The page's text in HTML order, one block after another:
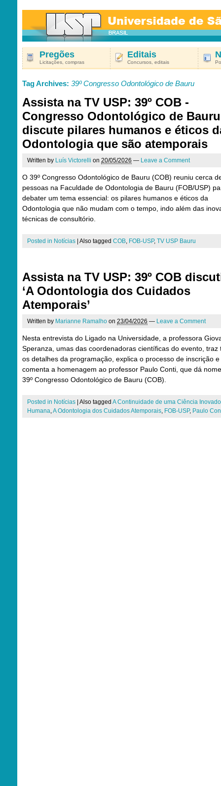
Pregões
Licitações, compras
Editais
Concursos, editais
Tag Archives: 39º Congresso Odontológico de Bauru
Assista na TV USP: 39º COB -
Congresso Odontológico de
discute pilares humanos e éticos
Odontologia que são atemporais
Written by Luís Victorelli on 20/05/2026 — Leave a Comment
O 39º Congresso Odontológico de Bauru (COB) reuniu cerca
pessoas na Faculdade de Odontologia de Bauru (FOB/USP)
debater um tema essencial: os pilares humanos e éticos da
Odontologia que não mudam com o tempo, indo além das
técnicas de consultório.
Posted in Notícias Also tagged COB, FOB-USP, TV USP Bauru
Assista na TV USP: 39º COB
‘A Odontologia dos Cuidados
Atemporais’
Written by Marianne Ramalho on 23/04/2026 — Leave a Comment
Nesta entrevista do Ligado na Universidade, a professora
Speranza, umas das coordenadoras científicas do evento, traz
os detalhes da programação, explica o processo de inscrição e
comenta a homenagem ao professor Paulo Conti, que dá
39º Congresso Odontológico de Bauru (COB).
Posted in Notícias Also tagged A Continuidade de uma Ciência
Humana,A Odontologia dos Cuidados Atemporais, FOB-USP, Paulo